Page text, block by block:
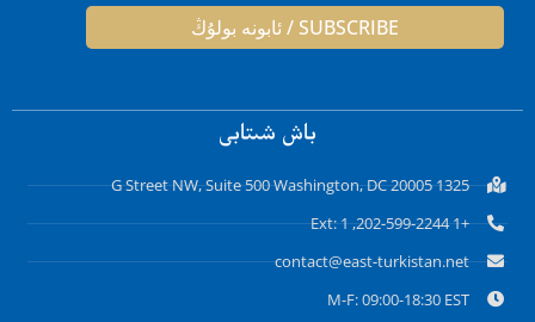
SUBSCRIBE / ئابونە بولۇڭ
باش شىتابى
1325 G Street NW, Suite 500 Washington, DC 20005
+1 202-599-2244, Ext: 1
contact@east-turkistan.net
M-F: 09:00-18:30 EST